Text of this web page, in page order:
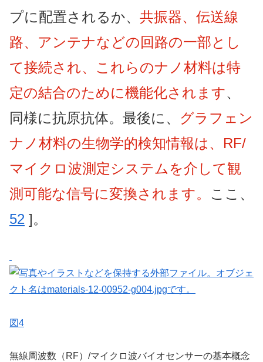
プに配置されるか、 共振器、伝送線
路、アンテナなどの回路の一部とし
て接続され、これらのナノ材料は特
定の結合のために機能化されます、
同様に抗原抗体。最後に、 グラフェン
ナノ材料の生物学的検知情報は、RF/
マイクロ波測定システムを介して観
測可能な信号に変換されます。
ここ、
52 ]。
図4
無線周波数（RF）/マイクロ波バイオセンサーの基本概念